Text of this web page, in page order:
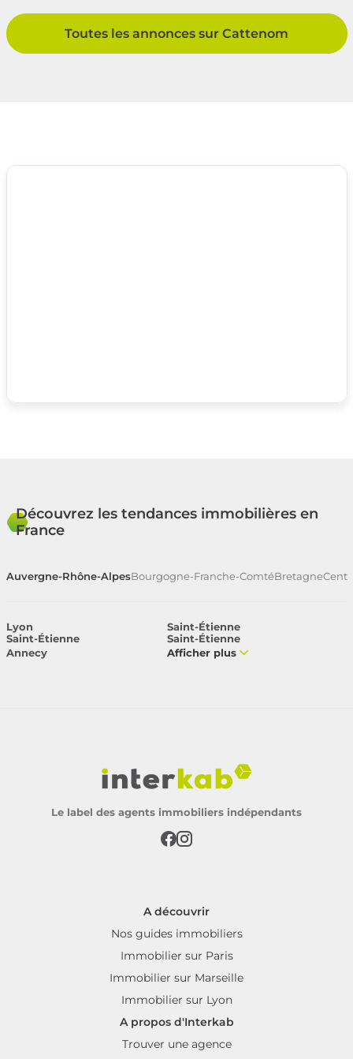
Toutes les annonces sur Cattenom
Découvrez les tendances immobilières en
France
Auvergne-Rhône-AlpesBourgogne-Franche-ComtéBretagne
Lyon
Saint-Étienne
Saint-Étienne
Saint-Étienne
Annecy
Afficher plus
Le label des agents immobiliers indépendants
A découvrir
Nos guides immobiliers
Immobilier sur Paris
Immobilier sur Marseille
Immobilier sur Lyon
A propos d'Interkab
Trouver une agence